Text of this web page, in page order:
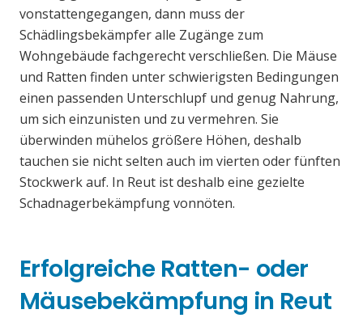
vonstattengegangen, dann muss der
Schädlingsbekämpfer alle Zugänge zum
Wohngebäude fachgerecht verschließen. Die Mäuse
und Ratten finden unter schwierigsten Bedingungen
einen passenden Unterschlupf und genug Nahrung,
um sich einzunisten und zu vermehren. Sie
überwinden mühelos größere Höhen, deshalb
tauchen sie nicht selten auch im vierten oder fünften
Stockwerk auf. In Reut ist deshalb eine gezielte
Schadnagerbekämpfung vonnöten.
Erfolgreiche Ratten- oder
Mäusebekämpfung in Reut